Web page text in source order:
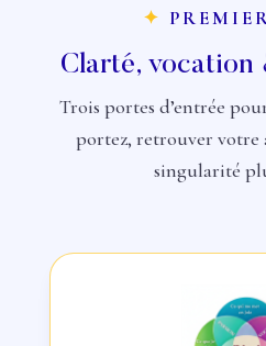
✦
Clarté,
Trois portes d’entrée
portez, retrouver votre
singularité